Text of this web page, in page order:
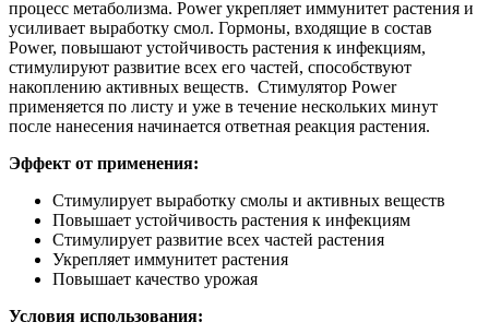
процесс метаболизма. Power укрепляет иммунитет растения и
усиливает выработку смол. Гормоны, входящие в состав
Power, повышают устойчивость растения к инфекциям,
стимулируют развитие всех его частей, способствуют
накоплению активных веществ. Стимулятор Power
применяется по листу и уже в течение нескольких минут
после нанесения начинается ответная реакция растения.
Эффект от применения:
Стимулирует выработку смолы и активных веществ
Повышает устойчивость растения к инфекциям
Стимулирует развитие всех частей растения
Укрепляет иммунитет растения
Повышает качество урожая
Условия использования: